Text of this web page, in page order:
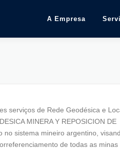
A Empresa
serviços de Rede Geodésica e
MINERA Y REPOSICION DE
no sistema mineiro argentino,
de todas as minas